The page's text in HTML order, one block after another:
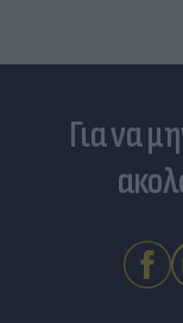
Για να